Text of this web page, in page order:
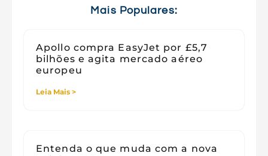
Mais Populares:
Apollo compra EasyJet por £5,7
bilhões e agita mercado aéreo
europeu
Leia Mais >
Entenda o que muda com a nova